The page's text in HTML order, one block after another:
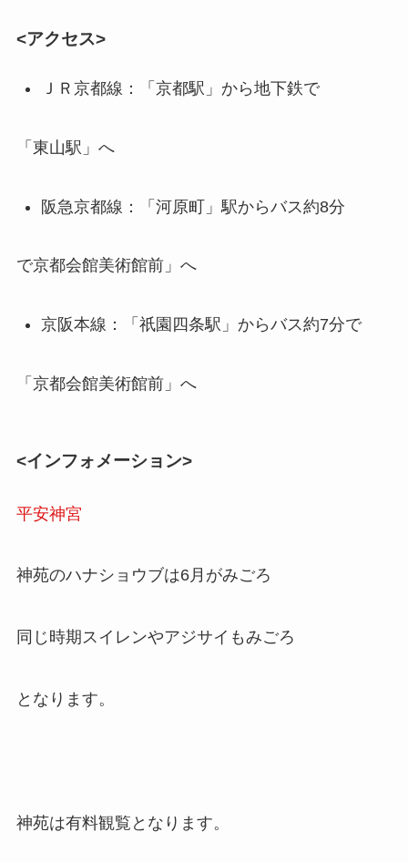
<アクセス>
ＪＲ京都線：「京都駅」から地下鉄で
「東山駅」へ
阪急京都線：「河原町」駅からバス約8分
で京都会館美術館前」へ
京阪本線：「祇園四条駅」からバス約7分で
「京都会館美術館前」へ
<インフォメーション>
平安神宮
神苑のハナショウブは6月がみごろ
同じ時期スイレンやアジサイもみごろ
となります。
神苑は有料観覧となります。